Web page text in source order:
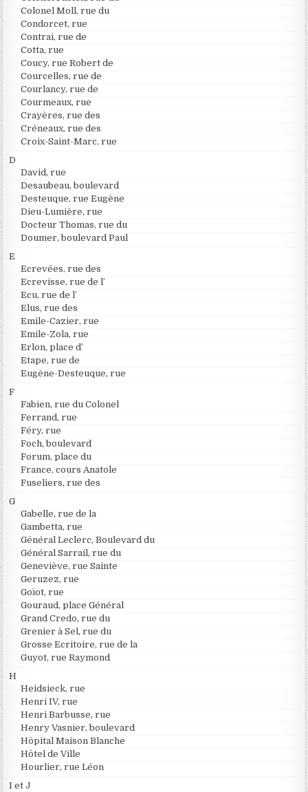
Colonel Moll, rue du
Condorcet, rue
Contrai, rue de
Cotta, rue
Coucy, rue Robert de
Courcelles, rue de
Courlancy, rue de
Courmeaux, rue
Crayères, rue des
Créneaux, rue des
Croix-Saint-Marc, rue
D
David, rue
Desaubeau, boulevard
Desteuque, rue Eugène
Dieu-Lumière, rue
Docteur Thomas, rue du
Doumer, boulevard Paul
E
Ecrevées, rue des
Ecrevisse, rue de l’
Ecu, rue de l’
Elus, rue des
Emile-Cazier, rue
Emile-Zola, rue
Erlon, place d’
Etape, rue de
Eugène-Desteuque, rue
F
Fabien, rue du Colonel
Ferrand, rue
Féry, rue
Foch, boulevard
Forum, place du
France, cours Anatole
Fuseliers, rue des
G
Gabelle, rue de la
Gambetta, rue
Général Leclerc, Boulevard du
Général Sarrail, rue du
Geneviève, rue Sainte
Geruzez, rue
Goïot, rue
Gouraud, place Général
Grand Credo, rue du
Grenier à Sel, rue du
Grosse Ecritoire, rue de la
Guyot, rue Raymond
H
Heidsieck, rue
Henri IV, rue
Henri Barbusse, rue
Henry Vasnier, boulevard
Hôpital Maison Blanche
Hôtel de Ville
Hourlier, rue Léon
I et J